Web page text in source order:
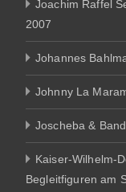
Joachim Raffel
2007
Johannes
Johnny La
Joscheba &
Kaiser-Wilhelm-
Begleitfiguren am